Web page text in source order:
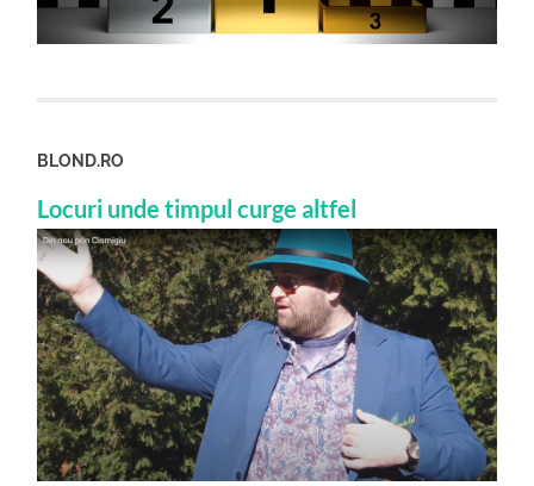
BLOND.RO
Locuri unde timpul curge altfel